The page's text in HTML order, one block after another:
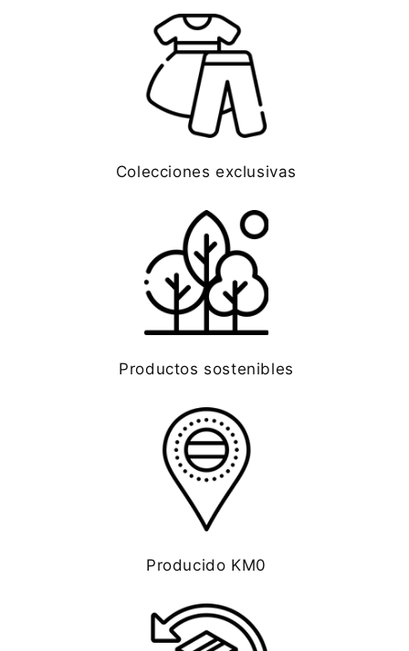
Colecciones exclusivas
Productos sostenibles
Producido KM0